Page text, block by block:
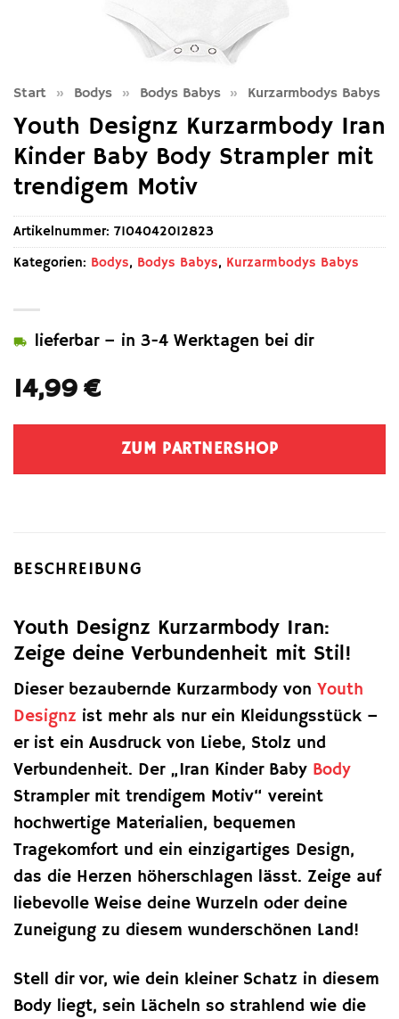
Start » Bodys » Bodys Babys » Kurzarmbodys Babys
Youth Designz Kurzarmbody Iran
Kinder Baby Body Strampler mit
trendigem Motiv
14,99€
lieferbar – in 3-4 Werktagen bei dir
ZUM PARTNERSHOP
Artikelnummer: 7104042012823
Kategorien: Bodys, Bodys Babys, Kurzarmbodys Babys
BESCHREIBUNG
Youth Designz Kurzarmbody Iran:
Zeige deine Verbundenheit mit Stil!
Dieser bezaubernde Kurzarmbody von Youth
Designz ist mehr als nur ein Kleidungsstück –
er ist ein Ausdruck von Liebe, Stolz und
Verbundenheit. Der „Iran Kinder Baby Body
Strampler mit trendigem Motiv“ vereint
hochwertige Materialien, bequemen
Tragekomfort und ein einzigartiges Design,
das die Herzen höherschlagen lässt. Zeige auf
liebevolle Weise deine Wurzeln oder deine
Zuneigung zu diesem wunderschönen Land!
Stell dir vor, wie dein kleiner Schatz in diesem
Body liegt, sein Lächeln so strahlend wie die